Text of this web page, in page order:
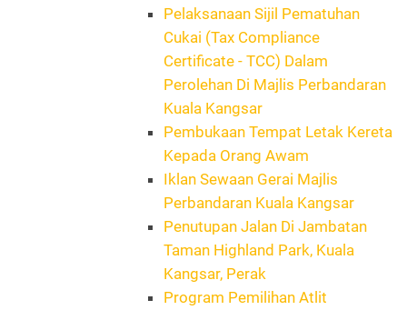
Pelaksanaan Sijil Pematuhan
Cukai (Tax Compliance
Certificate - TCC) Dalam
Perolehan Di Majlis Perbandaran
Kuala Kangsar
Pembukaan Tempat Letak Kereta
Kepada Orang Awam
Iklan Sewaan Gerai Majlis
Perbandaran Kuala Kangsar
Penutupan Jalan Di Jambatan
Taman Highland Park, Kuala
Kangsar, Perak
Program Pemilihan Atlit